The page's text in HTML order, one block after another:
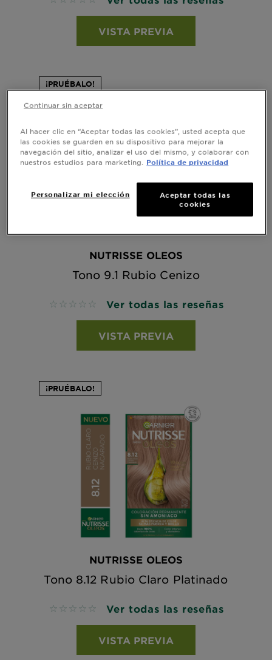
VISTA PREVIA
¡PRUÉBALO!
NUTRISSE OLEOS
Tono 9.1 Rubio Cenizo
No reviews Ver todas las reseñas
VISTA PREVIA
¡PRUÉBALO!
NUTRISSE OLEOS
Tono 8.12 Rubio Claro Platinado
No reviews Ver todas las reseñas
VISTA PREVIA
Al hacer clic en “Aceptar todas las cookies”, usted acepta que
las cookies se guarden en su dispositivo para mejorar la
navegación del sitio, analizar el uso del mismo, y colaborar con
nuestros estudios para marketing.
Política de privacidad
Personalizar mi elección
Aceptar todas las
cookies
Continuar sin aceptar